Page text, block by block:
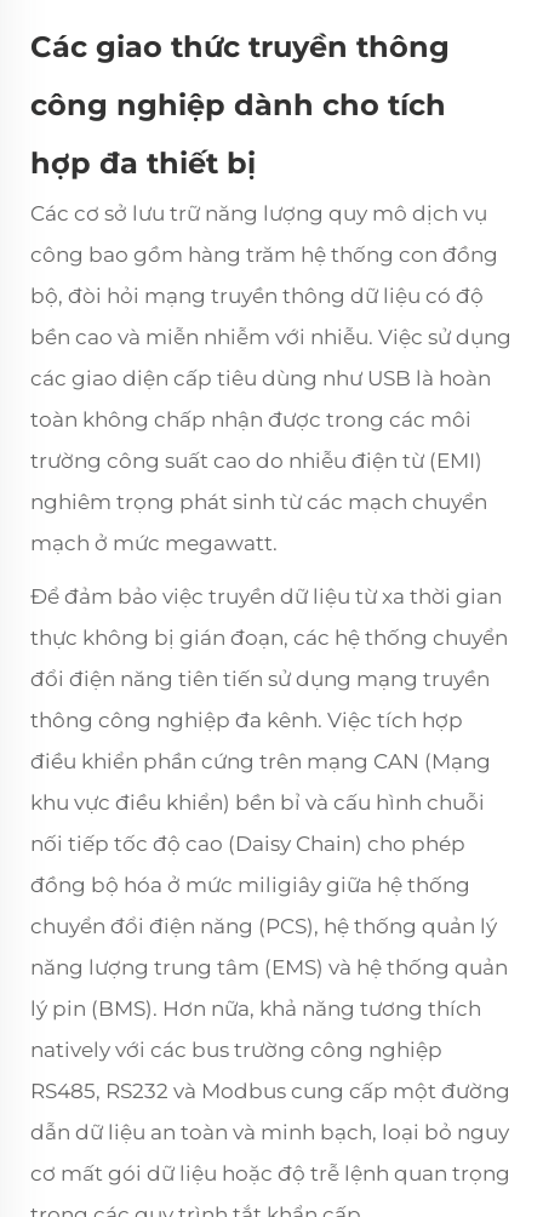
Các giao thức truyền thông
công nghiệp dành cho tích
hợp đa thiết bị
Các cơ sở lưu trữ năng lượng quy mô dịch vụ
công bao gồm hàng trăm hệ thống con đồng
bộ, đòi hỏi mạng truyền thông dữ liệu có độ
bền cao và miễn nhiễm với nhiễu. Việc sử dụng
các giao diện cấp tiêu dùng như USB là hoàn
toàn không chấp nhận được trong các môi
trường công suất cao do nhiễu điện từ (EMI)
nghiêm trọng phát sinh từ các mạch chuyển
mạch ở mức megawatt.
Để đảm bảo việc truyền dữ liệu từ xa thời gian
thực không bị gián đoạn, các hệ thống chuyển
đổi điện năng tiên tiến sử dụng mạng truyền
thông công nghiệp đa kênh. Việc tích hợp
điều khiển phần cứng trên mạng CAN (Mạng
khu vực điều khiển) bền bỉ và cấu hình chuỗi
nối tiếp tốc độ cao (Daisy Chain) cho phép
đồng bộ hóa ở mức miligiây giữa hệ thống
chuyển đổi điện năng (PCS), hệ thống quản lý
năng lượng trung tâm (EMS) và hệ thống quản
lý pin (BMS). Hơn nữa, khả năng tương thích
natively với các bus trường công nghiệp
RS485, RS232 và Modbus cung cấp một đường
dẫn dữ liệu an toàn và minh bạch, loại bỏ nguy
cơ mất gói dữ liệu hoặc độ trễ lệnh quan trọng